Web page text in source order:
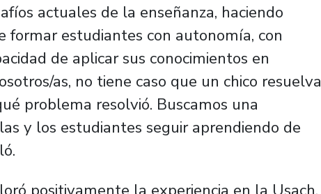
actuales de la enseñanza, haciendo
formar estudiantes con autonomía, con
de aplicar sus conocimientos en
as, no tiene caso que un chico resuelva
problema resolvió. Buscamos una
y los estudiantes seguir aprendiendo de